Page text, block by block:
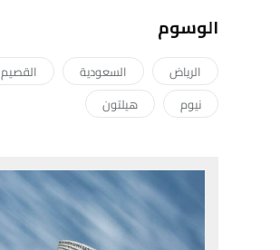
الوسوم
الرياض السعودية
القصيم
نيوم
هيلتون